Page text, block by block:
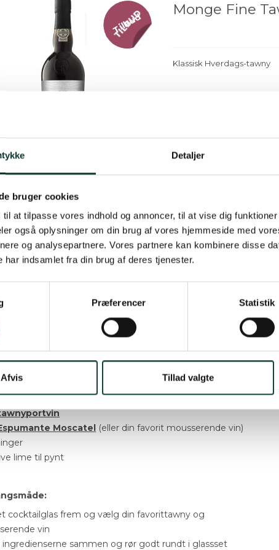
Detaljer
bruger cookies
at tilpasse vores indhold og annoncer, til at vise dig
også oplysninger om din brug af vores hjemmeside med
og analysepartnere. Vores partnere kan kombinere disse
har indsamlet fra din brug af deres tjenester.
Præferencer Statistik
Afvis Tillad valgte
Tilbud
Monge Fine
Klassisk Hverdags-tawny
er i stand til at nyde et glas portvin, men vi er helt sikre på, at
vil få smag for det, når det blandes op med sparkling wine.
måde er det en perfekt drink til dig, der elsker at nyde et
meget man elsker portvin, så er en cocktail bare det
en gang imellem. Denne drink er en lækker måde, hvorpå
Moscatel (eller din favorit mousserende vin)
lime til pynt
cocktailglas frem og vælg din favorittawny og
vin
ingredienserne sammen og rør godt rundt i glassset